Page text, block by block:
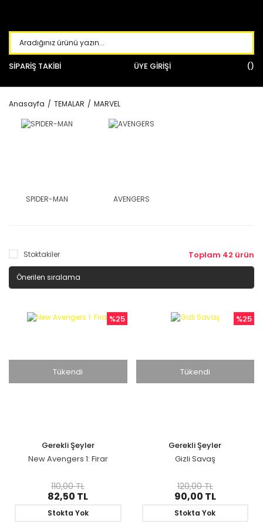
SİPARİŞ TAKİBİ ÜYE GİRİŞİ
Anasayfa TEMALAR MARVEL
SPIDER-MAN AVENGERS
Stoktakiler Toplam 42 ürün
%25
Tükendi
Gerekli Şeyler
New Avengers 1: Firar
82,50 TL
110,00 TL
Stokta Yok
%25
Tükendi
Gerekli Şeyler
Gizli Savaş
90,00 TL
120,00 TL
Stokta Yok